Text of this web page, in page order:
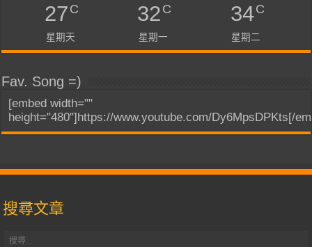
27C
星期天
32C
星期一
34C
星期二
Fav. Song =)
[embed width=""
height="480"]https://www.youtube.com/Dy6MpsDPKts[/
搜尋文章